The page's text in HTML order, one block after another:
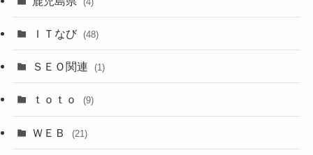
ＩＴなび (48)
ＳＥＯ関連 (1)
ｔｏｔｏ (9)
ＷＥＢ (21)